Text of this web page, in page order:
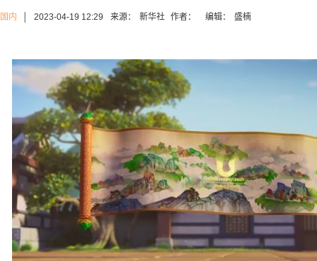
国内 2023-04-19 12:29 来源： 新华社 作者： 编辑： 盛楠